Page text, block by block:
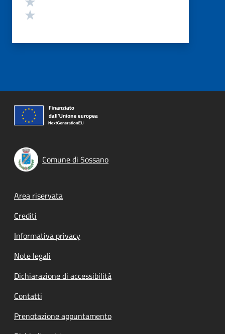
Comune di Sossano
Footer menu
Area riservata
Crediti
Informativa privacy
Note legali
Dichiarazione di accessibilità
Contatti
Prenotazione appuntamento